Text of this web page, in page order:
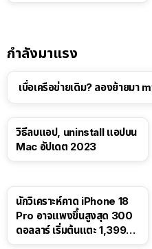
กำลังมาแรง
เบื่อเครือข่ายเดิม? ลองย้ายมา
วิธีลบแอป, uninstall แอปบน
Mac อัปเดต 2023
นักวิเคราะห์คาด iPhone 18
Pro อาจแพงขึ้นสูงสุด 300
ดอลลาร์ เริ่มต้นแตะ 1,399